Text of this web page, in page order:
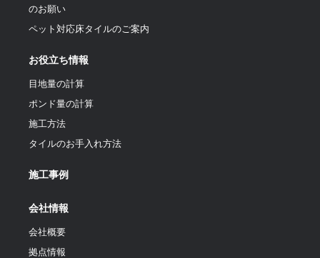
のお願い
ペット対応床タイルのご案内
お役立ち情報
目地量の計算
ポンド量の計算
施工方法
タイルのお手入れ方法
施工事例
会社情報
会社概要
拠点情報